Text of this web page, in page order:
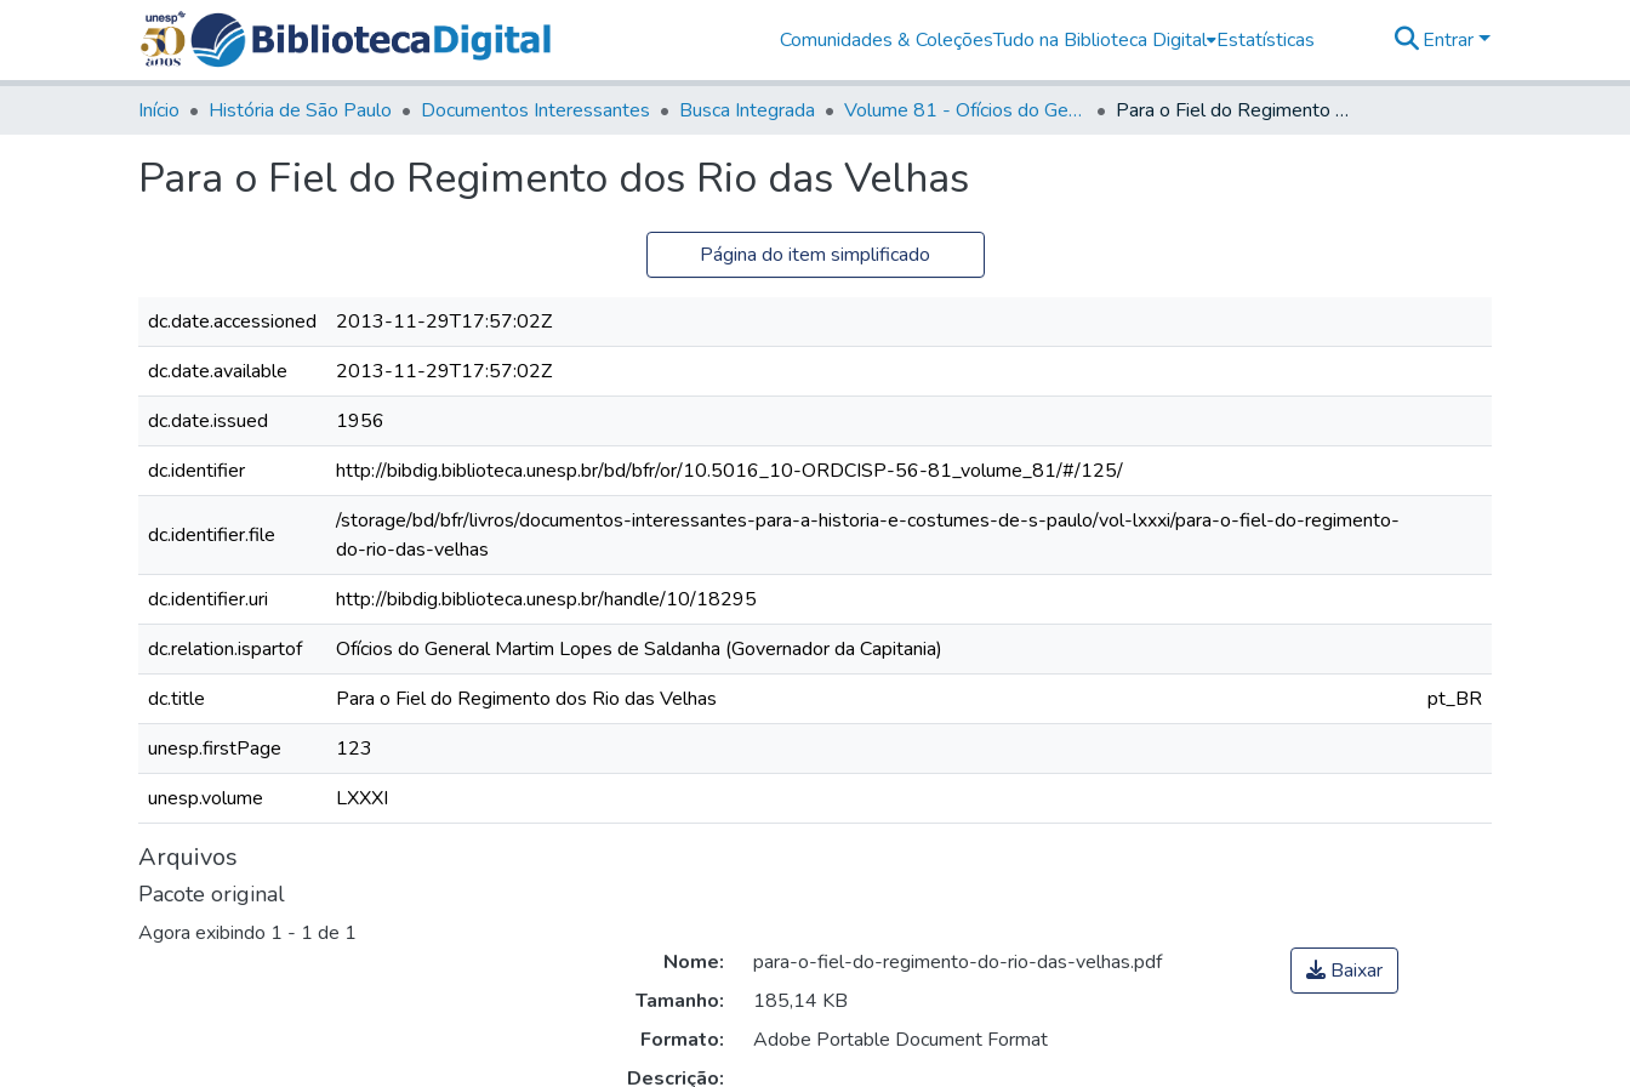
Comunidades & ColeçõesTudo na Biblioteca Digital Estatísticas Entrar
Início História de São Paulo Documentos Interessantes Busca Integrada Volume 81 - Ofícios do General Martim Lopes de Saldanha (Governador da Capitania) Para o Fiel do Regimento dos Rio das Velhas
Para o Fiel do Regimento dos Rio das Velhas
Página do item simplificado
dc.date.accessioned
2013-11-29T17:57:02Z
dc.date.available
2013-11-29T17:57:02Z
dc.date.issued
1956
dc.identifier
http://bibdig.biblioteca.unesp.br/bd/bfr/or/10.5016_10-ORDCISP-56-81_volume_81/#/125/
dc.identifier.file
/storage/bd/bfr/livros/documentos-interessantes-para-a-historia-e-costumes-de-s-paulo/vol-lxxxi/para-o-fiel-do-regimento-
do-rio-das-velhas
dc.identifier.uri
http://bibdig.biblioteca.unesp.br/handle/10/18295
dc.relation.ispartof
Ofícios do General Martim Lopes de Saldanha (Governador da Capitania)
dc.title
Para o Fiel do Regimento dos Rio das Velhas
pt_BR
unesp.firstPage
123
unesp.volume
LXXXI
Arquivos
Pacote original
Agora exibindo 1 - 1 de 1
Nome:
para-o-fiel-do-regimento-do-rio-das-velhas.pdf
Tamanho:
185,14 KB
Formato:
Adobe Portable Document Format
Descrição:
Baixar